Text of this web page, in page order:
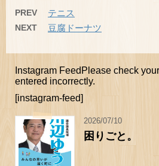
PREV テニス
NEXT 豆腐ドーナツ
Instagram FeedPlease check
entered incorrectly.
[instagram-feed]
2026/07/10
困りごと。